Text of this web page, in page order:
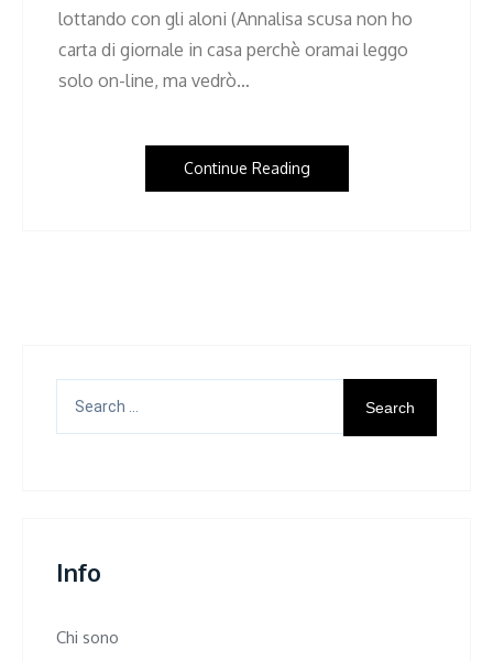
lottando con gli aloni (Annalisa scusa non ho
carta di giornale in casa perchè oramai leggo
solo on-line, ma vedrò…
Continue Reading
for:
Info
Chi sono